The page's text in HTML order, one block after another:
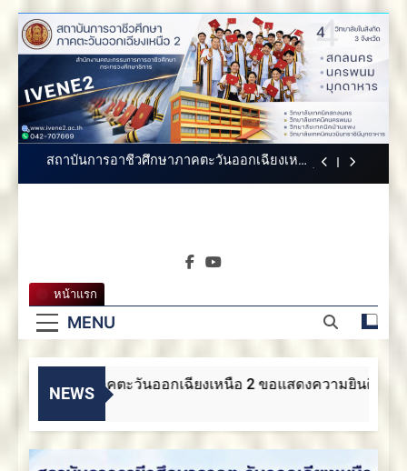
Skip
to
2 ขอแสดงความยินดี
สถาบันการอาชีวศึกษาภาคตะวันออกเฉียง
เหนือ 2 ขอแสดงความยินดี
สถาบันการอาชีวศึกษาภาคตะวันออกเฉียงเหนือ
2 ประกาศสรรหากรรมการสภาสถาบันผู้ทรง
คุณวุฒิ
ขอแสดงความยินดีกับบัณฑิตทุกท่าน สถาบันการ
อาชีวศึกษาภาคตะวันออกเฉียงเหนือ 2
สถาบันการอาชีวศึกษาภาคตะวันออกเฉียงเหนือ
2 ประกาศสรรหากรรมการสภาสถาบันผู้ทรง
ขอแสดงความยินดีกับบัณฑิตทุกท่าน สถาบันการ
สถาบันการอาชีวศึกษาภาคตะวันออกเฉียงเหนือ
2 ขอแสดงความยินดี
สถาบันการ
ภาคตะวัน
ออกเฉียง
เหนือ 2
สถาบันการอาชีวศึกษาภาค
MENU
หน้าแรก
NEWS
ศึกษาภาคตะวันออกเฉียงเหนือ 2 ขอแสดงความยินดี